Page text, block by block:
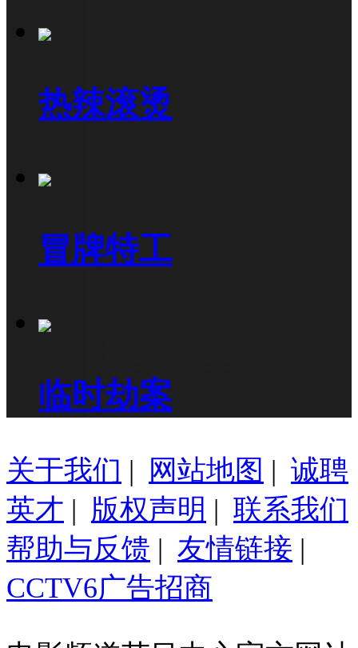
热辣滚烫
冒牌特工
临时劫案
关于我们 | 网站地图 | 诚聘
英才 | 版权声明 | 联系我们
帮助与反馈 | 友情链接 |
CCTV6广告招商